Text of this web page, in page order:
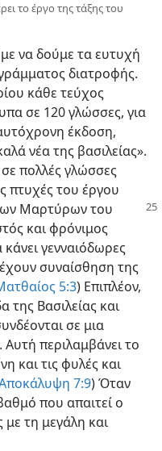
το έργο της τάξης του
να δούμε τα ευτυχή
διατροφής.
κάθε τεύχος
σε 120 γλώσσες, για
έκδοση,
νέα της βασιλείας».
πολλές γλώσσες
πτυχές του έργου
Μαρτύρων του
και φρόνιμος
γενναιόδωρες
συναίσθηση της
5:3) Επιπλέον,
της Βασιλείας και
σε μια
περιλαμβάνει το
και τις φυλές και
7:9) Όταν
που απαιτεί ο
με τη μεγάλη και